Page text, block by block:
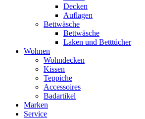
Decken
Auflagen
Bettwäsche
Bettwäsche
Laken und Betttücher
Wohnen
Wohndecken
Kissen
Teppiche
Accessoires
Badartikel
Marken
Service